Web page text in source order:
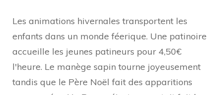
Les animations hivernales transportent les
enfants dans un monde féerique. Une patinoire
accueille les jeunes patineurs pour 4,50€
l'heure. Le manège sapin tourne joyeusement
tandis que le Père Noël fait des apparitions